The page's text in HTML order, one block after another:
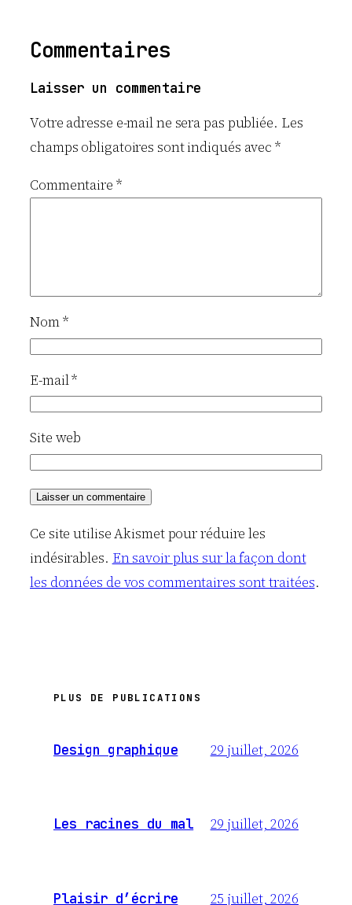
Commentaires
Laisser un commentaire
Votre adresse e-mail ne sera pas publiée. Les
champs obligatoires sont indiqués avec*
Commentaire *
Nom*
E-mail*
Site web
Ce site utilise Akismet pour réduire les
indésirables. En savoir plus sur la façon dont
les données de vos commentaires sont traitées.
PLUS DE PUBLICATIONS
Design graphique 29 juillet, 2026
Les racines du mal 29 juillet, 2026
Plaisir d’écrire 25 juillet, 2026